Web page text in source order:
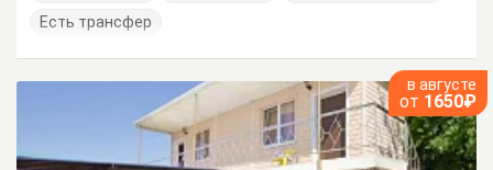
Есть трансфер
в августе
от 1650₽